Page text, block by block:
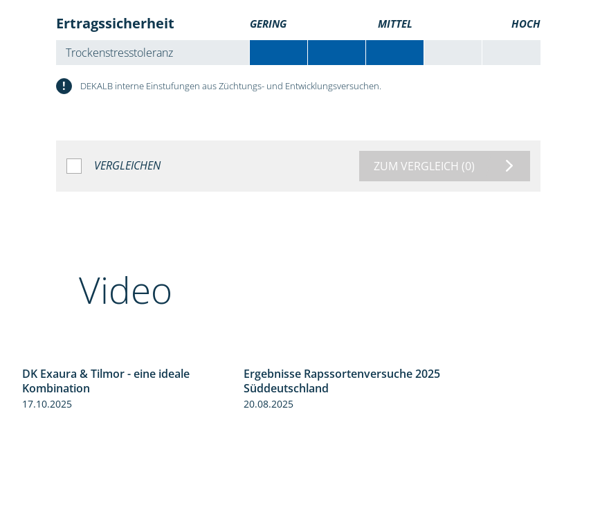
Ertragssicherheit GERING MITTEL HOCH
Trockenstresstoleranz
! DEKALB interne Einstufungen aus Züchtungs- und Entwicklungsversuchen.
VERGLEICHEN ZUM VERGLEICH (0)
Video
DK Exaura & Tilmor - eine ideale
Kombination
17.10.2025
Ergebnisse Rapssortenversuche 2025
Süddeutschland
20.08.2025